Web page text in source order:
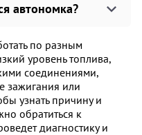
автономка?
по разным
уровень топлива,
соединениями,
зажигания или
узнать причину и
обратиться к
диагностику и